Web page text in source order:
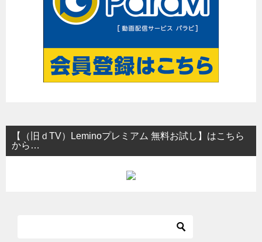
【（旧ｄTV）Leminoプレミアム 無料お試し】はこちら
から…